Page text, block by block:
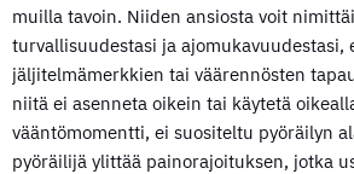
muilla tavoin. Niiden ansiosta voit
turvallisuudestasi ja ajomukavuudestasi,
jäljitelmämerkkien tai väärennösten
niitä ei asenneta oikein tai käytetä
vääntömomentti, ei suositeltu pyöräilyn
pyöräilijä ylittää painorajoituksen, jotka